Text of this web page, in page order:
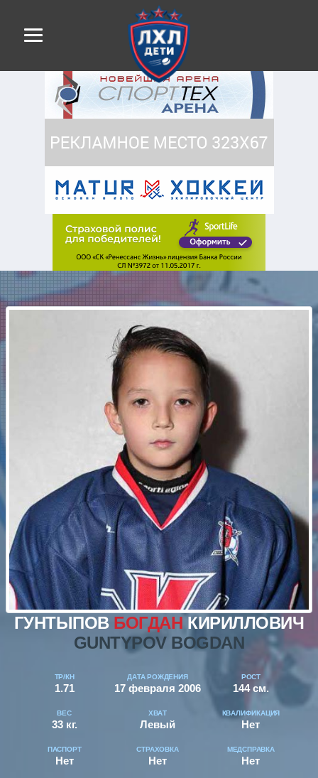
ГУНТЫПОВ БОГДАН КИРИЛЛОВИЧ
GUNTYPOV BOGDAN
ТР/КН
1.71
ДАТА РОЖДЕНИЯ
17 февраля 2006
РОСТ
144 см.
ВЕС
33 кг.
ХВАТ
Левый
КВАЛИФИКАЦИЯ
Нет
ПАСПОРТ
Нет
СТРАХОВКА
Нет
МЕДСПРАВКА
Нет